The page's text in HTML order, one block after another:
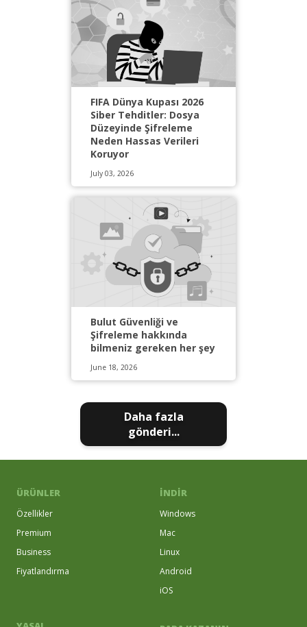
FIFA Dünya Kupası 2026
Siber Tehditler: Dosya
Düzeyinde Şifreleme
Neden Hassas Verileri
Koruyor
July 03, 2026
Bulut Güvenliği ve
Şifreleme hakkında
bilmeniz gereken her şey
June 18, 2026
Daha fazla
gönderi...
ÜRÜNLER
Özellikler
Premium
Business
Fiyatlandırma
İNDIR
Windows
Mac
Linux
Android
iOS